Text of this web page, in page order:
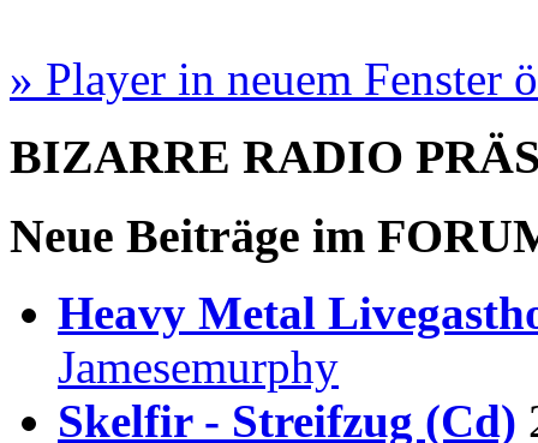
» Player in neuem Fenster
BIZARRE RADIO
Neue Beiträge im
Heavy Metal
Jamesemurphy
Skelfir - Streifzug (Cd)